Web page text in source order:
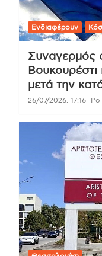
Ενδιαφέρουν
Συναγερμός
μετά την
26/07/2026, 17:16